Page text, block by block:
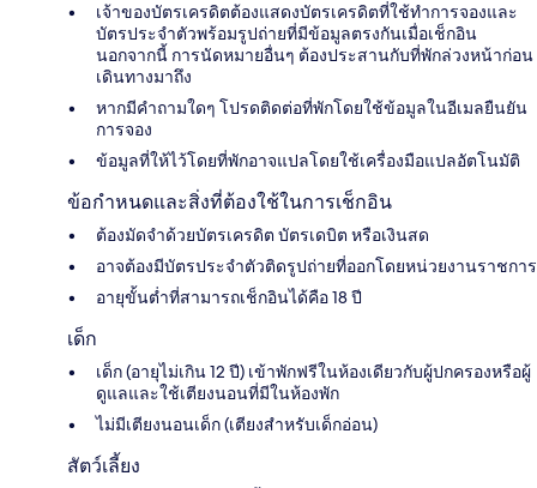
เจ้าของบัตรเครดิตต้องแสดงบัตรเครดิตที่ใช้ทำกา​รจองและ
บัตรประจำตัวพร้อมรูปถ่ายที่มีข้อมูลตรงกันเมื่อเช็กอิ​น
นอกจากนี้ การนัดหมายอื่นๆ ต้องประสานกับที่พักล่วงหน้าก่อน
เดินทางมาถึง
หากมีคำถามใดๆ โปรดติดต่อที่พักโดยใช้ข้อมูลในอีเมลยืนยัน
การจอง
ข้อมูลที่ให้ไว้โดยที่พักอาจแปลโดยใช้เครื่องมือแปลอัตโนมัติ
ข้อกำหนดและสิ่งที่ต้องใช้ในการเช็กอิน
ต้องมัดจำด้วยบัตรเครดิต บัตรเดบิต หรือเงินสด
อาจต้องมีบัตรประจำตัวติดรูปถ่ายที่ออกโดยหน่วยงานราชการ
อายุขั้นต่ำที่สามารถเช็กอินได้คือ 18 ปี
เด็ก
เด็ก (อายุไม่เกิน 12 ปี) เข้าพักฟรีในห้องเดียวกับผู้ปกครองหรือผู้
ดูแลและใช้เตียงนอนที่มีในห้องพัก
ไม่มีเตียงนอนเด็ก (เตียงสำหรับเด็กอ่อน)
สัตว์เลี้ยง